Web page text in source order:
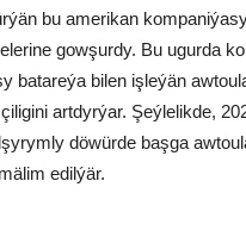
bu ame­ri­kan
gow­şur­dy. Bu ugur­da
ba­ta­re­ýa bi­len iş­le­ýän
art­dyr­ýar. Şeý­le­lik­de,
dö­wür­de baş­ga
edil­ýär.